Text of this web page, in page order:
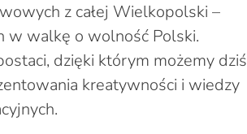
z całej Wielkopolski –
w walkę o wolność Polski.
dzięki którym możemy dziś
kreatywności i wiedzy